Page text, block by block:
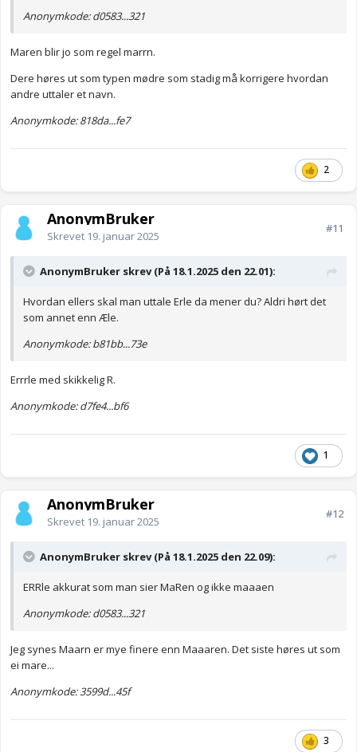
Anonymkode: d0583...321
Maren blir jo som regel marrn.
Dere høres ut som typen mødre som stadig må korrigere hvordan
andre uttaler et navn.
Anonymkode: 818da...fe7
2
AnonymBruker
Skrevet 19. januar 2025
#11
AnonymBruker skrev (På 18.1.2025 den 22.01):
Hvordan ellers skal man uttale Erle da mener du? Aldri hørt det
som annet enn Æle.
Anonymkode: b81bb...73e
Errrle med skikkelig R.
Anonymkode: d7fe4...bf6
1
AnonymBruker
Skrevet 19. januar 2025
#12
AnonymBruker skrev (På 18.1.2025 den 22.09):
ERRle akkurat som man sier MaRen og ikke maaaen
Anonymkode: d0583...321
Jeg synes Maarn er mye finere enn Maaaren. Det siste høres ut som
ei mare...
Anonymkode: 3599d...45f
3